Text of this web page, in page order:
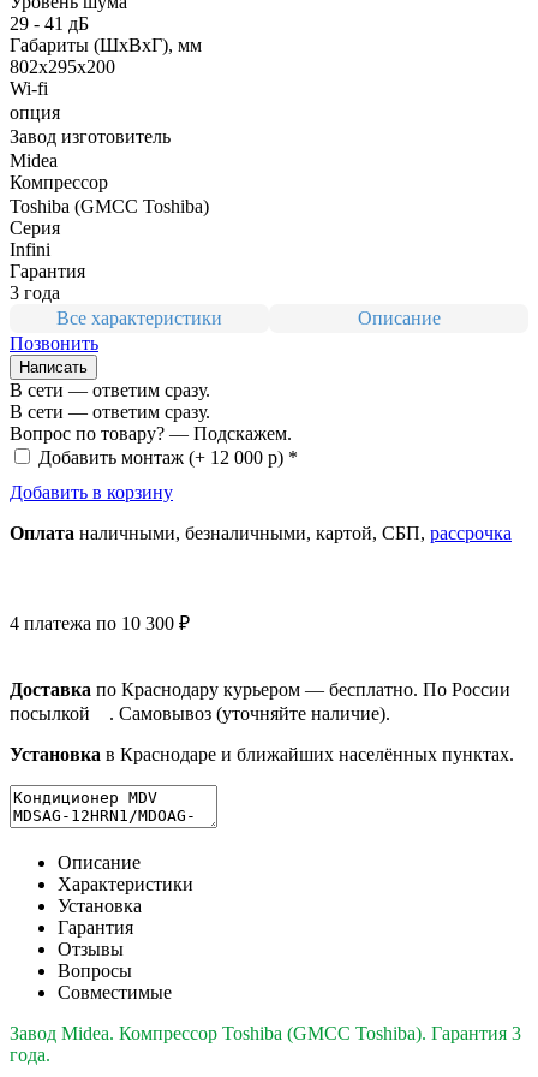
29 - 41 дБ
Габариты (ШxВxГ), мм
802x295x200
Wi-fi
опция
Завод изготовитель
Midea
Компрессор
Toshiba (GMCC Toshiba)
Серия
Infini
Гарантия
3 года
Все характеристики
Описание
Позвонить
Написать
В сети — ответим сразу.
В сети — ответим сразу.
Вопрос по товару? — Подскажем.
Добавить монтаж (+ 12 000 р) *
Добавить в корзину
Оплата наличными, безналичными, картой, СБП, рассрочка
4 платежа по 10 300 ₽
Доставка по Краснодару курьером — бесплатно. По России
посылкой
. Самовывоз (уточняйте наличие).
Установка в Краснодаре и ближайших населённых пунктах.
Описание
Характеристики
Установка
Гарантия
Отзывы
Вопросы
Совместимые
Завод Midea. Компрессор Toshiba (GMCC Toshiba). Гарантия 3
года.